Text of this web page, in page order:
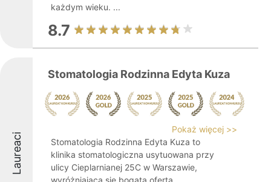
każdym wieku. ...
8.7
Laureaci
Stomatologia Rodzinna Edyta Kuza
Pokaż więcej >>
Stomatologia Rodzinna Edyta Kuza to
klinika stomatologiczna usytuowana przy
ulicy Cieplarnianej 25C w Warszawie,
wyróżniająca się bogatą ofertą